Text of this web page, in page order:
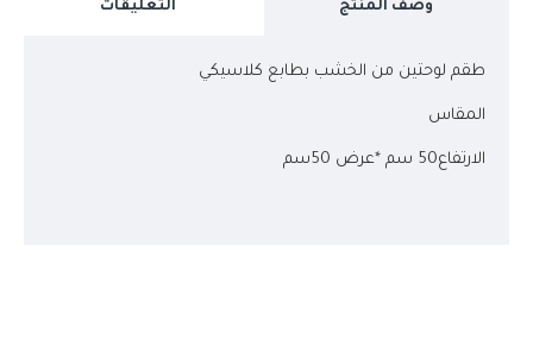
وصف المنتج التعليقات
طقم لوحتين من الخشب بطابع كلاسيكي
المقاس
الارتفاع50 سم *عرض 50سم